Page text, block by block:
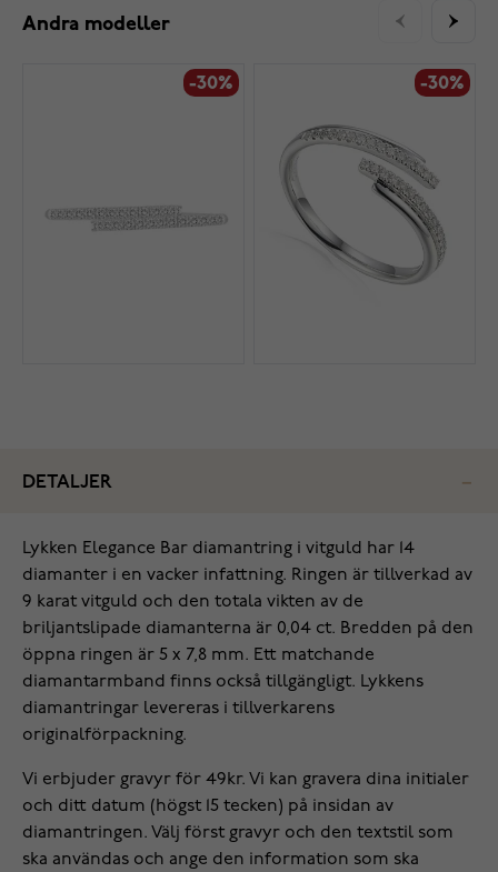
Andra modeller
-30% -30%
DETALJER
Lykken Elegance Bar diamantring i vitguld har 14
diamanter i en vacker infattning. Ringen är tillverkad av
9 karat vitguld och den totala vikten av de
briljantslipade diamanterna är 0,04 ct. Bredden på den
öppna ringen är 5 x 7,8 mm. Ett matchande
diamantarmband finns också tillgängligt. Lykkens
diamantringar levereras i tillverkarens
originalförpackning.
Vi erbjuder gravyr för 49kr. Vi kan gravera dina initialer
och ditt datum (högst 15 tecken) på insidan av
diamantringen. Välj först gravyr och den textstil som
ska användas och ange den information som ska